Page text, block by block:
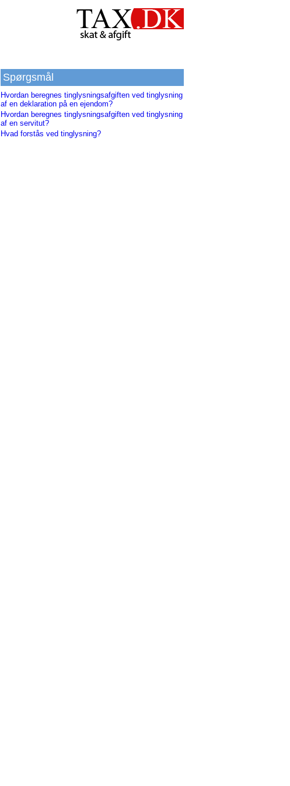
Spørgsmål
Hvordan beregnes tinglysningsafgiften ved tinglysning
af en deklaration på en ejendom?
Hvordan beregnes tinglysningsafgiften ved tinglysning
af en servitut?
Hvad forstås ved tinglysning?